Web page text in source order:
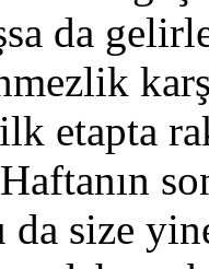
da
etapta
size